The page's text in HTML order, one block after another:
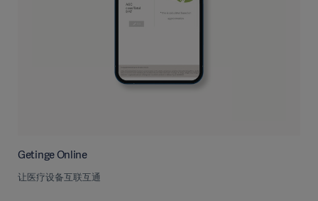
Getinge Online
让医疗设备互联互通